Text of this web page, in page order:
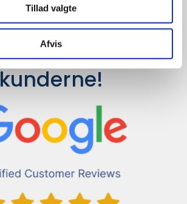
Tillad valgte
Afvis
Det siger
kunderne!